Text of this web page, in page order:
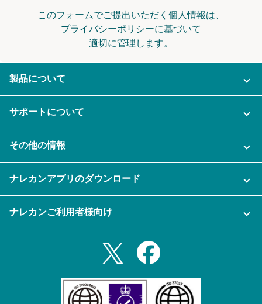
このフォームでご提出いただく個人情報は、
プライバシーポリシーに基づいて
適切に管理します。
製品について
ご利用企業様の声
セキュリティ
資料をダウンロードする
メール自動転送機能
サポートについて
充実サポート
その他の情報
セミナー一覧
プライバシーポリシー
ナレカンアプリのダウンロード
Androidタブレットアプリ
ナレカンご利用者様向け